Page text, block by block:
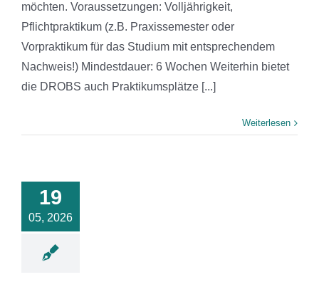
möchten. Voraussetzungen: Volljährigkeit,
Pflichtpraktikum (z.B. Praxissemester oder
Vorpraktikum für das Studium mit entsprechendem
Nachweis!) Mindestdauer: 6 Wochen Weiterhin bietet
die DROBS auch Praktikumsplätze [...]
Weiterlesen
19
05, 2026
am
Standort